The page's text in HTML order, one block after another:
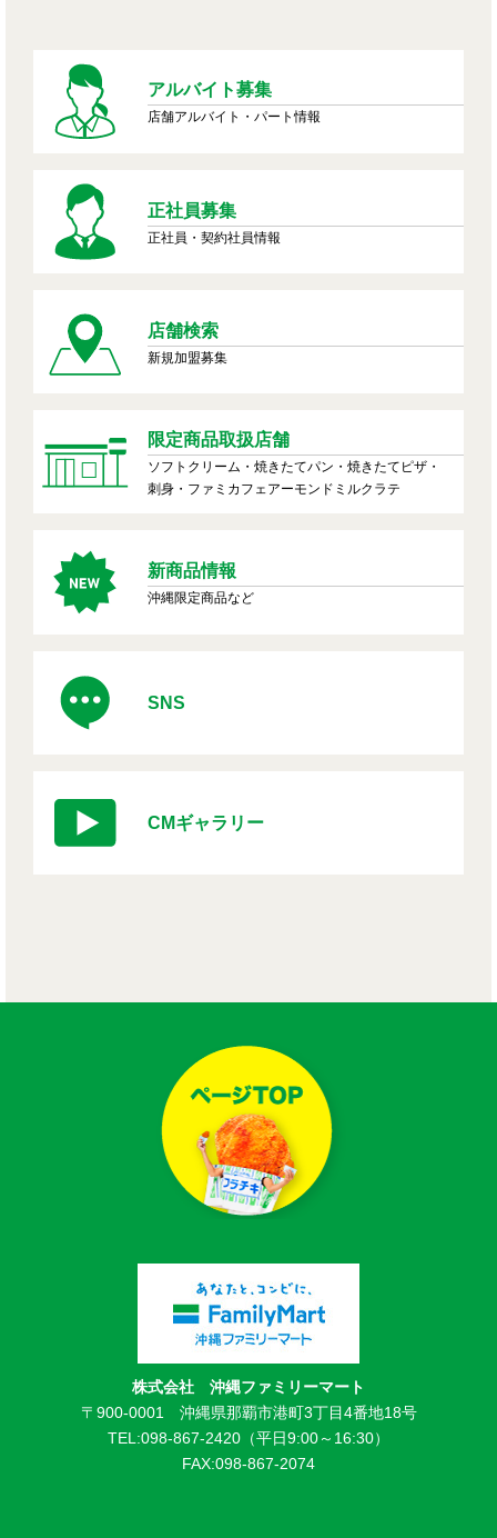
アルバイト募集
店舗アルバイト・パート情報
正社員募集
正社員・契約社員情報
店舗検索
新規加盟募集
限定商品取扱店舗
ソフトクリーム・焼きたてパン・焼きたてピザ・
刺身・ファミカフェアーモンドミルクラテ
新商品情報
沖縄限定商品など
SNS
CMギャラリー
株式会社 沖縄ファミリーマート
〒900-0001 沖縄県那覇市港町3丁目4番地18号
TEL:098-867-2420（平日9:00～16:30）
FAX:098-867-2074